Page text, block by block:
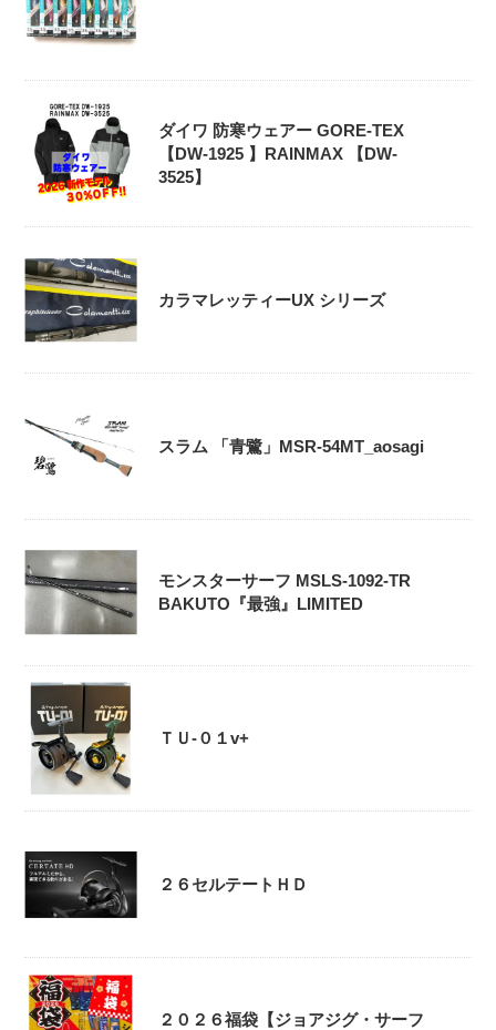
ダイワ 防寒ウェアー GORE-TEX
【DW-1925 】RAINMAX 【DW-
3525】
カラマレッティーUX シリーズ
スラム 「青鷺」MSR-54MT_aosagi
モンスターサーフ MSLS-1092-TR
BAKUTO『最強』LIMITED
ＴＵ-０１v+
２６セルテートＨＤ
２０２６福袋【ジョアジグ・サーフ